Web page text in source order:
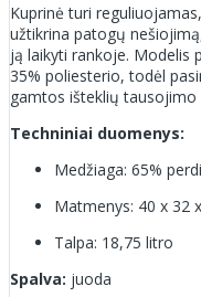
Kuprinė turi
užtikrina patogų
ją laikyti rankoje. Modelis
35% poliesterio, todėl
gamtos išteklių
Techniniai duomenys:
Medžiaga: 65%
Matmenys: 40 x 32
Talpa: 18,75 litro
Spalva: juoda